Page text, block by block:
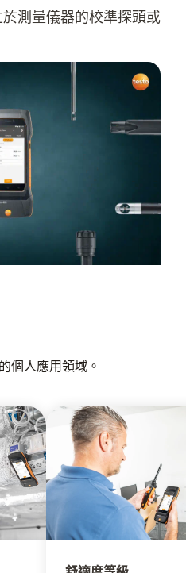
測量儀器的校準探頭或
個人應用領域。